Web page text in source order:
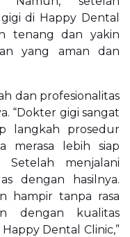
di Happy Dental
tenang dan yakin
yang aman dan
dan profesionalitas
“Dokter gigi sangat
langkah prosedur
merasa lebih siap
Setelah menjalani
dengan hasilnya.
hampir tanpa rasa
dengan kualitas
Dental Clinic,”